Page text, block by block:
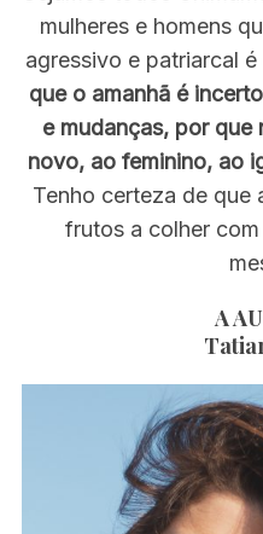
mulheres e homens
agressivo e patriarcal
que o amanhã é
e mudanças, por que
novo, ao feminino, ao
Tenho certeza de que
frutos a colher
A